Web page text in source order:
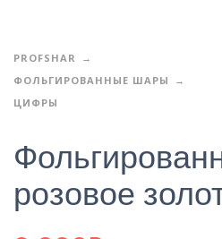
PROFSHAR
ФОЛЬГИРОВАННЫЕ ШАРЫ
ЦИФРЫ
розовое